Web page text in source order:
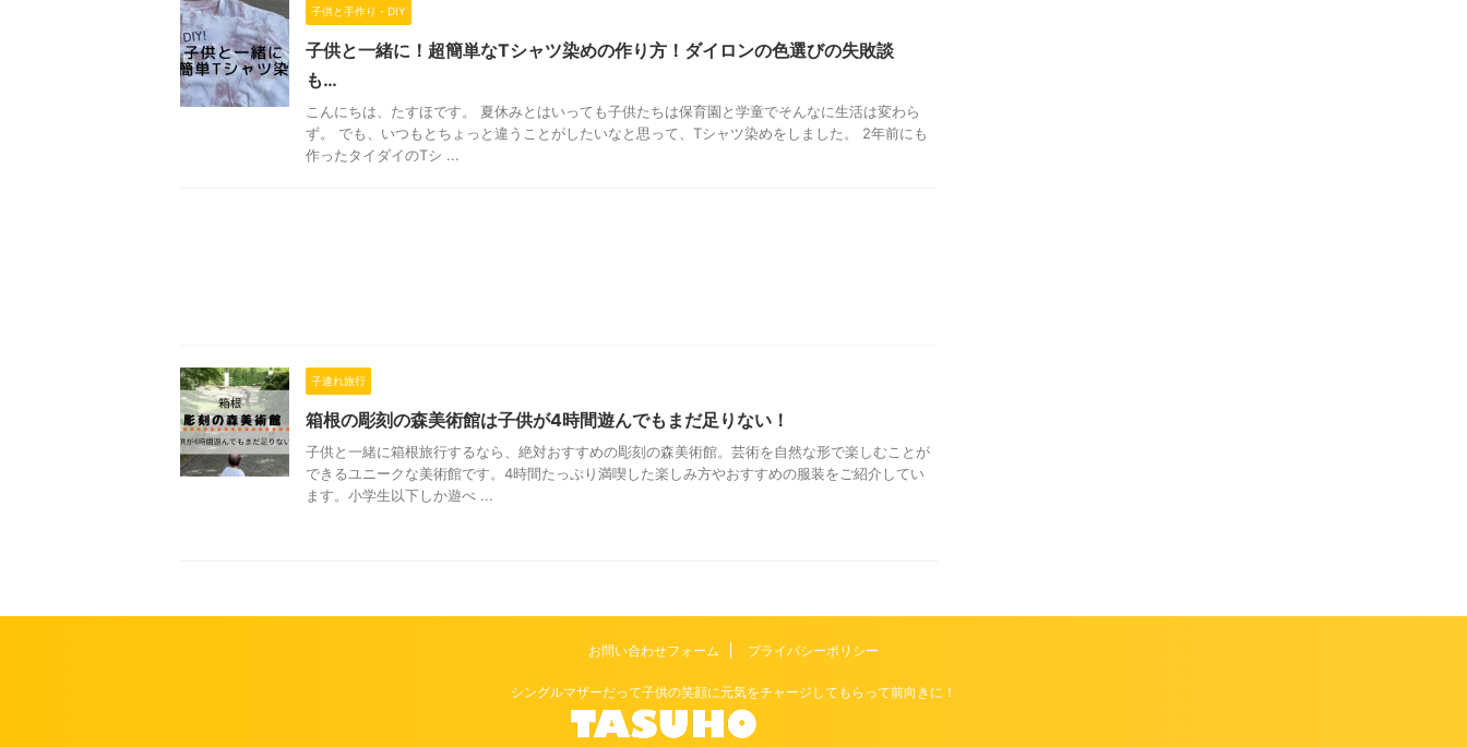
子供と手作り・DIY
子供と一緒に！超簡単なTシャツ染めの作り方！ダイロンの色選びの失敗談
も…
こんにちは、たすほです。 夏休みとはいっても子供たちは保育園と学童でそんなに生活は変わら
ず。 でも、いつもとちょっと違うことがしたいなと思って、Tシャツ染めをしました。 2年前にも
作ったタイダイのTシ ...
子連れ旅行
箱根の彫刻の森美術館は子供が4時間遊んでもまだ足りない！
子供と一緒に箱根旅行するなら、絶対おすすめの彫刻の森美術館。芸術を自然な形で楽しむことが
できるユニークな美術館です。4時間たっぷり満喫した楽しみ方やおすすめの服装をご紹介してい
ます。小学生以下しか遊べ ...
お問い合わせフォーム プライバシーポリシー
シングルマザーだって子供の笑顔に元気をチャージしてもらって前向きに！